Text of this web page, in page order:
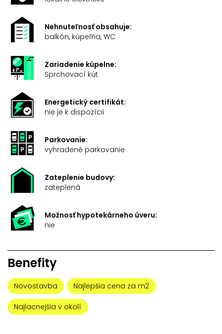
Nehnuteľnosť obsahuje:
balkón, kúpeľňa, WC
Zariadenie kúpelne:
Sprchovací kút
Energetický certifikát:
nie je k dispozícii
Parkovanie:
vyhradené parkovanie
Zateplenie budovy:
zateplená
Možnosť hypotekárneho úveru:
nie
Benefity
Novostavba Najlepšia cena za m2
Najlacnejšia v okolí